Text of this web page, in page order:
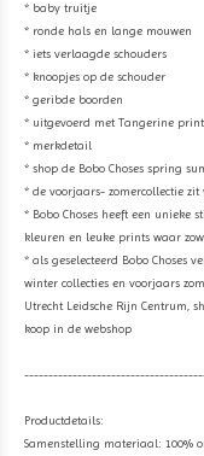
* baby truitje
* ronde hals en lange mouwen
* iets verlaagde schouders
* knoopjes op de schouder
* geribde boorden
* uitgevoerd met Tangerine
* merkdetail
* shop de Bobo Choses spring
* de voorjaars- zomercollectie
* Bobo Choses heeft een unieke
kleuren en leuke prints waar
* als geselecteerd Bobo Choses
winter collecties en voorjaars
Utrecht Leidsche Rijn Centrum,
koop in de webshop
Productdetails:
Samenstelling materiaal: 100%